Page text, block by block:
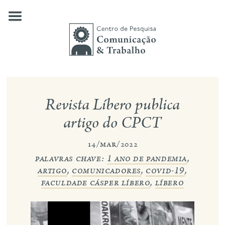
nossas pesquisas
notícias
eventos
contato
busca
Revista Líbero publica
artigo do CPCT
14/mar/2022
palavras chave: 1 ano de pandemia,
artigo, comunicadores, covid-19,
faculdade cásper líbero,líbero